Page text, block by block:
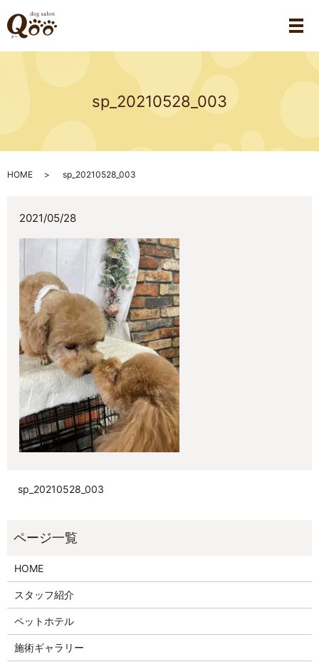
メ
sp_20210528_003
HOME sp_20210528_003
2021/05/28
sp_20210528_003
HOME
スタッフ紹介
ペットホテル
施術ギャラリー